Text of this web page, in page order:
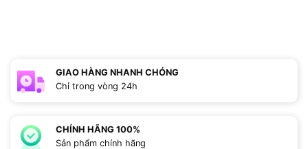
GIAO HÀNG NHANH CHÓNG
Chỉ trong vòng 24h
CHÍNH HÃNG 100%
Sản phẩm chính hãng